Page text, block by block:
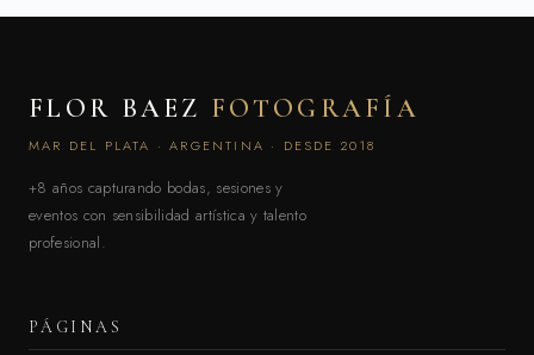
FLOR BAEZ FOTOGRAFÍA
MAR DEL PLATA · ARGENTINA · DESDE 2018
+8 años capturando bodas, sesiones y
eventos con sensibilidad artística y talento
profesional.
PÁGINAS